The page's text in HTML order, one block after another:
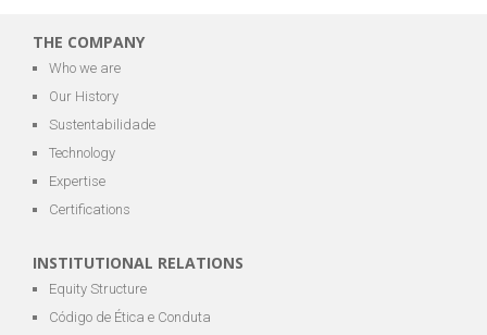
THE COMPANY
Who we are
Our History
Sustentabilidade
Technology
Expertise
Certifications
INSTITUTIONAL RELATIONS
Equity Structure
Código de Ética e Conduta